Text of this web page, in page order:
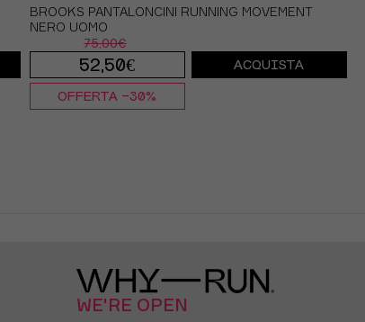
BROOKS PANTALONCINI RUNNING MOVEMENT
NERO UOMO
75,00€
52,50€ ACQUISTA
OFFERTA -30%
WE'RE OPEN